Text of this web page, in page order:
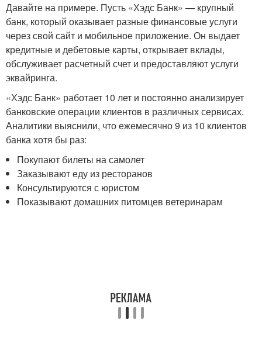
Давайте на примере. Пусть «Хэдс Банк» — крупный
банк, который оказывает разные финансовые услуги
через свой сайт и мобильное приложение. Он выдает
кредитные и дебетовые карты, открывает вклады,
обслуживает расчетный счет и предоставляют услуги
эквайринга.
«Хэдс Банк» работает 10 лет и постоянно анализирует
банковские операции клиентов в различных сервисах.
Аналитики выяснили, что ежемесячно 9 из 10 клиентов
банка хотя бы раз:
Покупают билеты на самолет
Заказывают еду из ресторанов
Консультируются с юристом
Показывают домашних питомцев ветеринарам